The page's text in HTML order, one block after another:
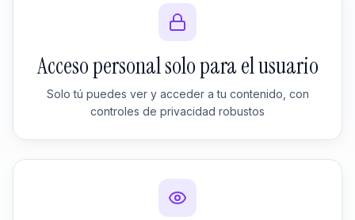
Acceso personal solo para el usuario
Solo tú puedes ver y acceder a tu contenido, con
controles de privacidad robustos